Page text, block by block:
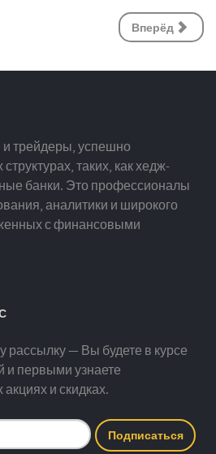
Вперёд
и трейдеры, успешно
таких, как хедж-
банки. Это профессионалы
аналитики и широкого
с финансовыми
рассылку — Вы будете в курсе
и первыми узнаете
и скидках.